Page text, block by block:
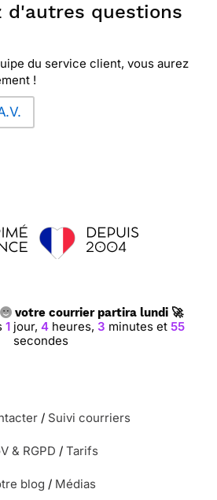
d'autres questions
du service client, vous aurez
!
votre courrier partira lundi 🚀
1jour, 4heures, 3 minutes et 54
secondes
/ Suivi courriers
& RGPD / Tarifs
blog / Médias